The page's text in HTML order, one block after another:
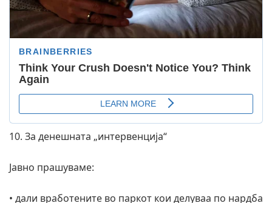
10. За денешната „интервенција“
Јавно прашуваме:
• дали вработените во паркот кои делуваа по нардба